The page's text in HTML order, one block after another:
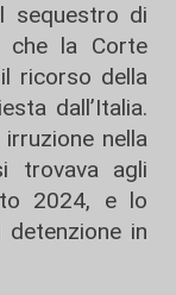
sequestro di
che la Corte
ricorso della
dall’Italia.
nella
trovava agli
2024, e lo
in